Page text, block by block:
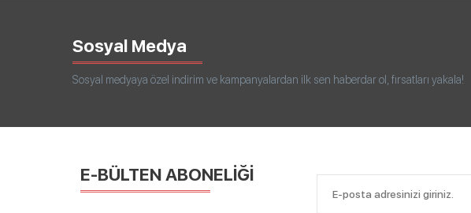
Sosyal Medya
Sosyal medyaya özel indirim ve kampanyalardan ilk sen haberdar ol, fırsatları yakala!
E-BÜLTEN ABONELİĞİ